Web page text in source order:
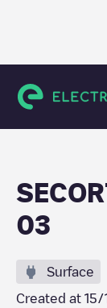
Carmona
03
Surface
Created at